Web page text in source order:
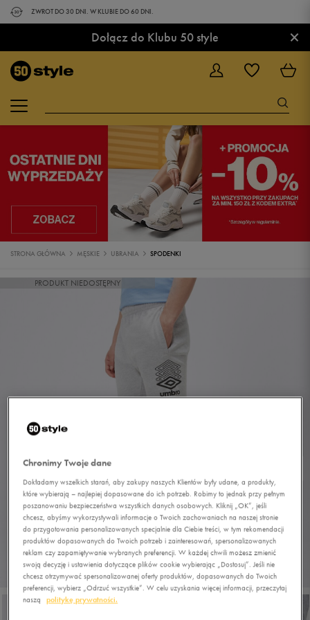
ZWROT DO 30 DNI. W KLUBIE DO 60 DNI.
Dołącz do Klubu 50 style ×
STRONA GŁÓWNA MĘSKIE UBRANIA SPODENKI
PRODUKT NIEDOSTĘPNY
Chronimy Twoje dane
Dokładamy wszelkich starań, aby zakupy naszych Klientów były udane, a produkty,
które wybierają – najlepiej dopasowane do ich potrzeb. Robimy to jednak przy pełnym
poszanowaniu bezpieczeństwa wszystkich danych osobowych. Kliknij „OK”, jeśli
chcesz, abyśmy wykorzystywali informacje o Twoich zachowaniach na naszej stronie
do przygotowania personalizowanych specjalnie dla Ciebie treści, w tym rekomendacji
produktów dopasowanych do Twoich potrzeb i zainteresowań, spersonalizowanych
reklam czy zapamiętywanie wybranych preferencji. W każdej chwili możesz zmienić
swoją decyzję i ustawienia dotyczące plików cookie wybierając „Dostosuj”. Jeśli nie
chcesz otrzymywać spersonalizowanej oferty produktów, dopasowanych do Twoich
preferencji, wybierz „Odrzuć wszystkie”. W celu uzyskania więcej informacji, przeczytaj
naszą
politykę prywatności.